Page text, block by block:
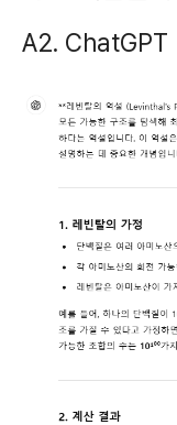
A2. ChatGPT